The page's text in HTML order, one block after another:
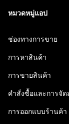
หมวดหมู่แอป
ช่องทางการขาย
การหาสินค้า
การขายสินค้า
คำสั่งซื้อและการจัด
การออกแบบร้านค้า